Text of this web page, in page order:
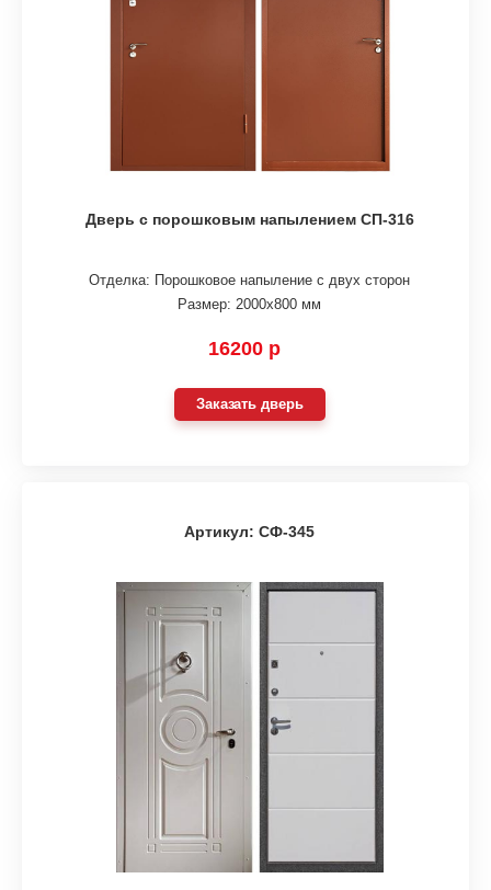
Дверь с порошковым напылением СП-316
Отделка: Порошковое напыление с двух сторон
Размер: 2000х800 мм
16200 р
Заказать дверь
Артикул: СФ-345